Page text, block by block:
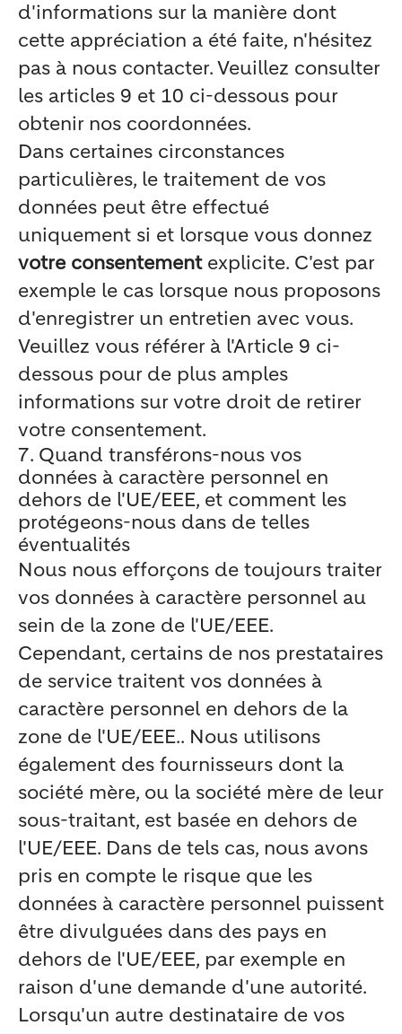
d'informations sur la manière dont
cette appréciation a été faite, n'hésitez
pas à nous contacter. Veuillez consulter
les articles 9 et 10 ci-dessous pour
obtenir nos coordonnées.
Dans certaines circonstances
particulières, le traitement de vos
données peut être effectué
uniquement si et lorsque vous donnez
votre consentementexplicite. C'est par
exemple le cas lorsque nous proposons
d'enregistrer un entretien avec vous.
Veuillez vous référer à l'Article 9 ci-
dessous pour de plus amples
informations sur votre droit de retirer
votre consentement.
7. Quand transférons-nous vos
données à caractère personnel en
dehors de l'UE/EEE, et comment les
protégeons-nous dans de telles
éventualités
Nous nous efforçons de toujours traiter
vos données à caractère personnel au
sein de la zone de l'UE/EEE.
Cependant, certains de nos prestataires
de service traitent vos données à
caractère personnel en dehors de la
zone de l'UE/EEE.. Nous utilisons
également des fournisseurs dont la
société mère, ou la société mère de leur
sous-traitant, est basée en dehors de
l'UE/EEE. Dans de tels cas, nous avons
pris en compte le risque que les
données à caractère personnel puissent
être divulguées dans des pays en
dehors de l'UE/EEE, par exemple en
raison d'une demande d'une autorité.
Lorsqu'un autre destinataire de vos